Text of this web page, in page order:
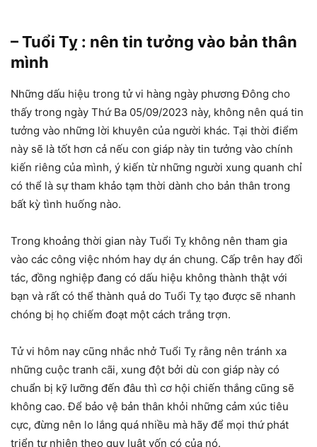
– Tuổi Tỵ : nên tin tưởng vào bản thân
mình
Những dấu hiệu trong tử vi hàng ngày phương Đông cho
thấy trong ngày Thứ Ba 05/09/2023 này, không nên quá tin
tưởng vào những lời khuyên của người khác. Tại thời điểm
này sẽ là tốt hơn cả nếu con giáp này tin tưởng vào chính
kiến riêng của mình, ý kiến từ những người xung quanh chỉ
có thể là sự tham khảo tạm thời dành cho bản thân trong
bất kỳ tình huống nào.
Trong khoảng thời gian này Tuổi Tỵ không nên tham gia
vào các công việc nhóm hay dự án chung. Cấp trên hay đối
tác, đồng nghiệp đang có dấu hiệu không thành thật với
bạn và rất có thể thành quả do Tuổi Tỵ tạo được sẽ nhanh
chóng bị họ chiếm đoạt một cách trắng trợn.
Tử vi hôm nay cũng nhắc nhở Tuổi Tỵ rằng nên tránh xa
những cuộc tranh cãi, xung đột bởi dù con giáp này có
chuẩn bị kỹ lưỡng đến đâu thì cơ hội chiến thắng cũng sẽ
không cao. Để bảo vệ bản thân khỏi những cảm xúc tiêu
cực, đừng nên lo lắng quá nhiều mà hãy để mọi thứ phát
triển tự nhiên theo quy luật vốn có của nó.